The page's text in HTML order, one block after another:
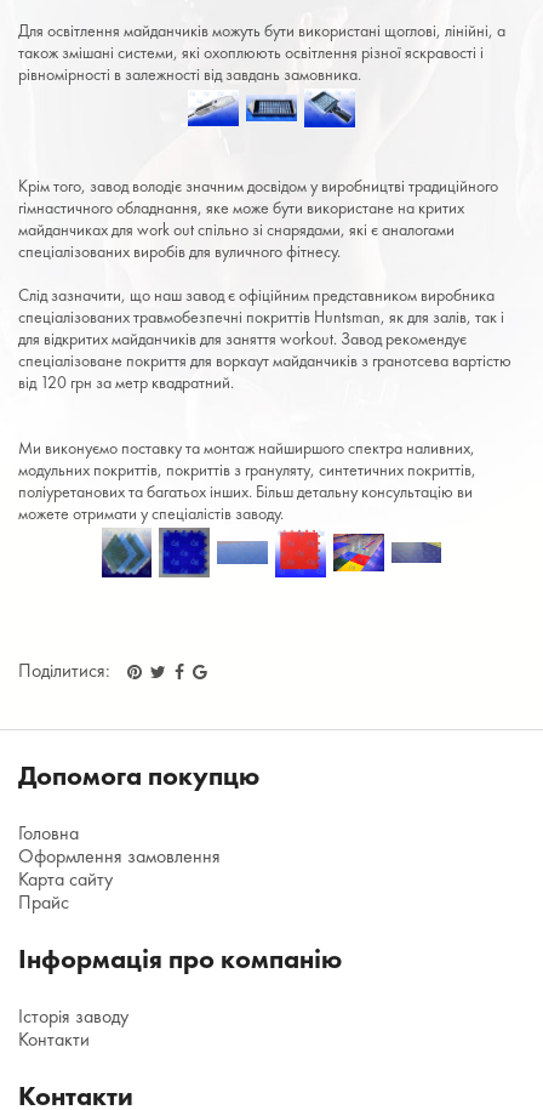
Для освітлення майданчиків можуть бути використані щоглові, лінійні, а
також змішані системи, які охоплюють освітлення різної яскравості і
рівномірності в залежності від завдань замовника.
Крім того, завод володіє значним досвідом у виробництві традиційного
гімнастичного обладнання, яке може бути використане на критих
майданчиках для work out спільно зі снарядами, які є аналогами
спеціалізованих виробів для вуличного фітнесу.
Слід зазначити, що наш завод є офіційним представником виробника
спеціалізованих травмобезпечні покриттів Huntsman, як для залів, так і
для відкритих майданчиків для заняття workout. Завод рекомендує
спеціалізоване покриття для воркаут майданчиків з гранотсева вартістю
від 120 грн за метр квадратний.
Ми виконуємо поставку та монтаж найширшого спектра наливних,
модульних покриттів, покриттів з грануляту, синтетичних покриттів,
поліуретанових та багатьох інших. Більш детальну консультацію ви
можете отримати у спеціалістів заводу.
Поділитися:
Допомога покупцю
Головна
Оформлення замовлення
Карта сайту
Прайс
Інформація про компанію
Історія заводу
Контакти
Контакти